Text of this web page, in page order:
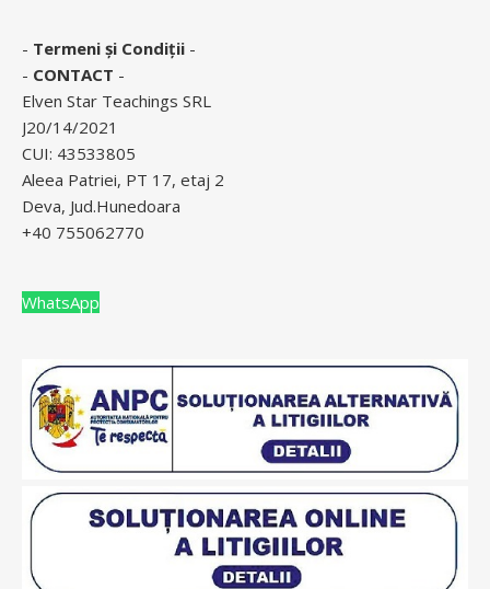
- Termeni și Condiții -
- CONTACT -
Elven Star Teachings SRL
J20/14/2021
CUI: 43533805
Aleea Patriei, PT 17, etaj 2
Deva, Jud.Hunedoara
+40 755062770
WhatsApp